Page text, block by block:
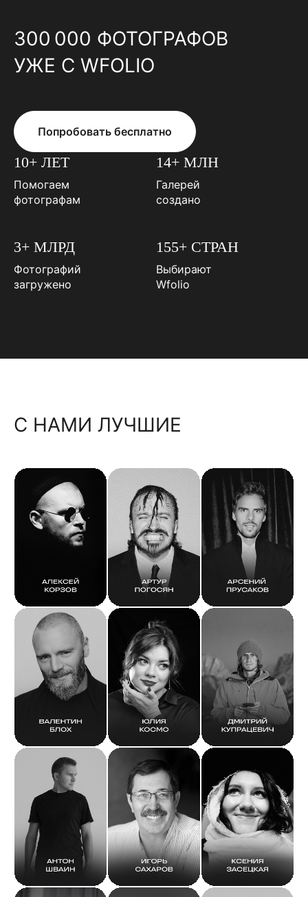
300 000 ФОТОГРАФОВ
УЖЕ С WFOLIO
Попробовать бесплатно
10+ ЛЕТ
Помогаем
фотографам
14+ МЛН
Галерей
создано
3+ МЛРД
Фотографий
загружено
155+ СТРАН
Выбирают
Wfolio
С НАМИ ЛУЧШИЕ